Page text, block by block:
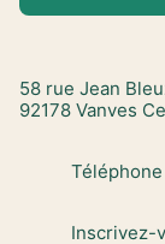
58 rue Jean
92178 Vanves
Téléphone
Inscrivez-